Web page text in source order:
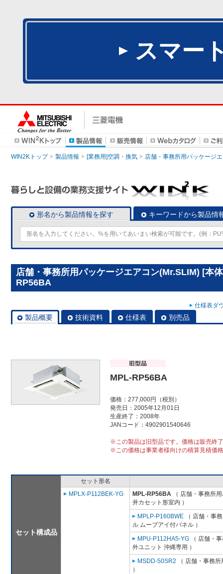
スマー
WIN2Kトップ 製品情報 [業務用]空調・換気 店舗・事務所用パッケージ
形名から製品情報を探す キーワードから製品情
店舗・事務所用パッケージエアコン(Mr.SLIM) [本
RP56BA
仕様表ダ
製品概要 技術資料 仕様表 別売品
MPL-RP56BA
価格：277,000円（税別）
発売日：2005年12月01日
生産終了：2008年
JANコード：4902901540646
※この製品は旧型品です。価格は販売終
※この価格は事業者様向けの積算見積価
セット構成品
セット形名
MPLX-P112BEK-YG
MPL-RP56BA （ 店舗・事務所
井カセット形室内 ）
MPLP-P160BWE （ 店舗・事
ル ムーブアイ付パネル ）
MPU-P112HA5-YG （ 店舗・
外ユニット 沖縄専用 ）
MSDD-50SR2 （ 店舗・事務
）